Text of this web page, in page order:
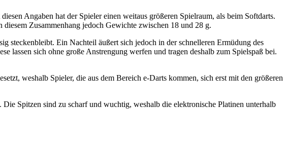
Angaben hat der Spieler einen weitaus größeren Spielraum, als beim Softdarts.
Zusammenhang jedoch Gewichte zwischen 18 und 28 g.
steckenbleibt. Ein Nachteil äußert sich jedoch in der schnelleren Ermüdung des
lassen sich ohne große Anstrengung werfen und tragen deshalb zum Spielspaß bei.
weshalb Spieler, die aus dem Bereich e-Darts kommen, sich erst mit den größeren
Spitzen sind zu scharf und wuchtig, weshalb die elektronische Platinen unterhalb